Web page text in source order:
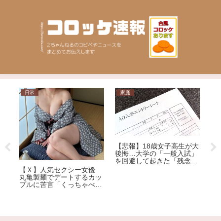
【Ｘ】人気セクシー女優
丸亀製麺でデートするカッ
プルに苦言「くっちゃべる
【悲報】18歳女子高生が大
後悔…大学の「一般入試」
を回避して起きた「残念す
ニュース
【社会